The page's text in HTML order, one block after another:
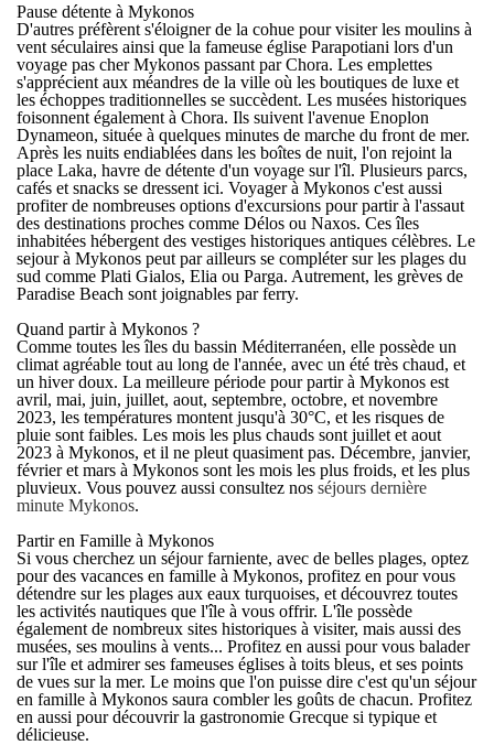
Pause détente à Mykonos
D'autres préfèrent s'éloigner de la cohue pour visiter les moulins à
vent séculaires ainsi que la fameuse église Parapotiani lors d'un
voyage pas cher Mykonos passant par Chora. Les emplettes
s'apprécient aux méandres de la ville où les boutiques de luxe et
les échoppes traditionnelles se succèdent. Les musées historiques
foisonnent également à Chora. Ils suivent l'avenue Enoplon
Dynameon, située à quelques minutes de marche du front de mer.
Après les nuits endiablées dans les boîtes de nuit, l'on rejoint la
place Laka, havre de détente d'un voyage sur l'îl. Plusieurs parcs,
cafés et snacks se dressent ici. Voyager à Mykonos c'est aussi
profiter de nombreuses options d'excursions pour partir à l'assaut
des destinations proches comme Délos ou Naxos. Ces îles
inhabitées hébergent des vestiges historiques antiques célèbres. Le
sejour à Mykonos peut par ailleurs se compléter sur les plages du
sud comme Plati Gialos, Elia ou Parga. Autrement, les grèves de
Paradise Beach sont joignables par ferry.
Quand partir à Mykonos ?
Comme toutes les îles du bassin Méditerranéen, elle possède un
climat agréable tout au long de l'année, avec un été très chaud, et
un hiver doux. La meilleure période pourpartir à Mykonos est
avril, mai, juin, juillet, aout, septembre, octobre, et novembre
2023, les températures montent jusqu'à 30°C, et les risques de
pluie sont faibles. Les mois les plus chauds sont juillet et aout
2023 à Mykonos, et il ne pleut quasiment pas. Décembre, janvier,
février et mars à Mykonos sont les mois les plus froids, et les plus
pluvieux. Vous pouvez aussi consultez nos séjours dernière
minute Mykonos.
Partir en Famille à Mykonos
Si vous cherchez un séjour farniente, avec de belles plages, optez
pour des vacances en famille à Mykonos, profitez en pour vous
détendre sur les plages aux eaux turquoises, et découvrez toutes
les activités nautiques que l'île à vous offrir. L'île possède
également de nombreux sites historiques à visiter, mais aussi des
musées, ses moulins à vents... Profitez en aussi pour vous balader
sur l'île et admirer ses fameuses églises à toits bleus, et ses points
de vues sur la mer. Le moins que l'on puisse dire c'est qu'un séjour
en famille à Mykonos saura combler les goûts de chacun. Profitez
en aussi pour découvrir la gastronomie Grecque si typique et
délicieuse.